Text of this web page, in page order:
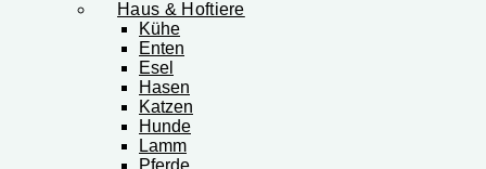
Haus & Hoftiere
Kühe
Enten
Esel
Hasen
Katzen
Hunde
Lamm